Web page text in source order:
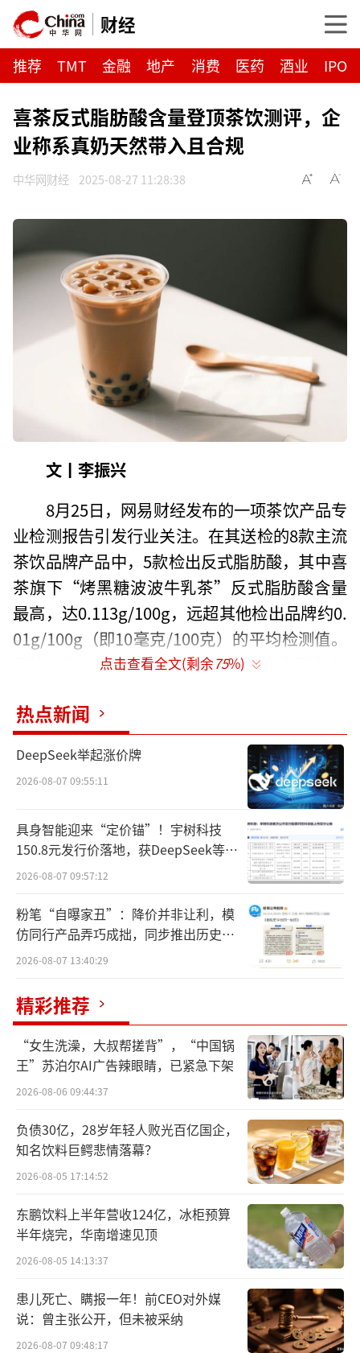
财经
推荐 TMT 金融 地产 消费 医药 酒业 IPO
喜茶反式脂肪酸含量登顶茶饮测评，企
业称系真奶天然带入且合规
中华网财经 2025-08-27 11:28:38
文丨李振兴
8月25日，网易财经发布的一项茶饮产品专
业检测报告引发行业关注。在其送检的8款主流
茶饮品牌产品中，5款检出反式脂肪酸，其中喜
茶旗下“烤黑糖波波牛乳茶”反式脂肪酸含量
最高，达0.113g/100g，远超其他检出品牌约0.
01g/100g（即10毫克/100克）的平均检测值。
尽管该数值符合国家标准中“0反式脂肪酸”的
脂肪酸”概念形成反差，迅速引发消费者热
议。
检测报告显示，此次参与测评的品牌包括
喜茶、奈雪的茶、蜜雪冰城等8家头部茶饮企
业，检测项目涵盖反式脂肪酸、胆固醇及钠含
量等指标。结果显示，喜茶、奈雪的茶、爷爷
不泡茶、茉莉奶白、霸王茶姬5个品牌的产品检
出反式脂肪酸，含量范围在11.7毫克/100克
（0.0117g/100g）至113毫克/100克（0.113g/
100g）之间。其中喜茶的检测值不仅在本次测
检测值的10倍。值得注意的是，反式脂肪酸主
要来源于植脂末、代可可脂等氢化植物油原
料，而喜茶等品牌近年均主打“真奶制作”概
念。
针对检测结果，喜茶于8月25日下午发布
《严正声明》作出回应。声明强调，检测出的
微量反式脂肪酸系真奶原料天然带入，其烤黑
糖波波牛乳茶0.113g/100g的含量符合《食品安
全国家标准预包装食品营养标签通则》（GB28
050-2011）关于“0反式脂肪酸”（低于0.3g/1
00g）的声称要求。喜茶进一步表示，“含量最
高恰恰证明使用了最多的真奶原料”，并重申
全线产品坚持“0奶精、0植脂末、0氢化植物
点击查看全文(剩余75%)
热点新闻
DeepSeek举起涨价牌
2026-08-07 09:55:11
具身智能迎来“定价锚”！宇树科技
150.8元发行价落地，获DeepSeek等豪
华战配加持
2026-08-07 09:57:12
粉笔“自曝家丑”：降价并非让利，模
仿同行产品弄巧成拙，同步推出历史学
员退费方案
2026-08-07 13:40:29
精彩推荐
“女生洗澡，大叔帮搓背”，“中国锅
王”苏泊尔AI广告辣眼睛，已紧急下架
2026-08-06 09:44:37
负债30亿，28岁年轻人败光百亿国企，
知名饮料巨鳄悲情落幕？
2026-08-05 17:14:52
东鹏饮料上半年营收124亿，冰柜预算
半年烧完，华南增速见顶
2026-08-05 14:13:37
患儿死亡、瞒报一年！前CEO对外媒
说：曾主张公开，但未被采纳
2026-08-07 09:48:17